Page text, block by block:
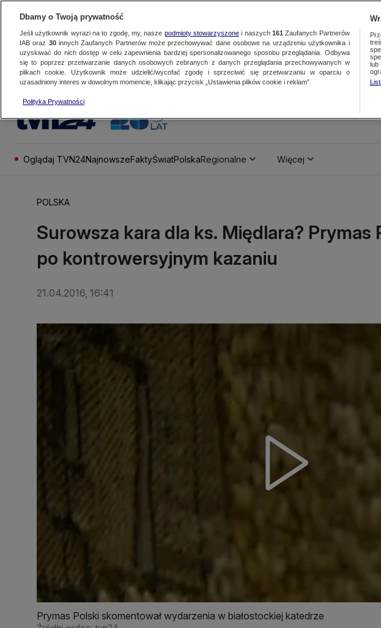
Oglądaj TVN24NajnowszeFaktyŚwiatPolskaRegionalne Więcej
POLSKA
Surowsza kara dla ks. Międlara? Prymas
po kontrowersyjnym kazaniu
21.04.2016, 16:41
Prymas Polski skomentował wydarzenia w białostockiej katedrze
Dbamy o Twoją prywatność
Jeśli użytkownik wyrazi na to zgodę, my, nasze podmioty stowarzyszonei naszych 161 Zaufanych Partnerów
IAB oraz 30innych Zaufanych Partnerów może przechowywać dane osobowe na urządzeniu użytkownika i
uzyskiwać do nich dostęp w celu zapewnienia bardziej spersonalizowanego sposobu przeglądania. Odbywa
się to poprzez przetwarzanie danych osobowych zebranych z danych przeglądania przechowywanych w
plikach cookie. Użytkownik może udzielić/wycofać zgodę i sprzeciwić się przetwarzaniu w oparciu o
uzasadniony interes w dowolnym momencie, klikając przycisk „Ustawienia plików cookie i reklam”.
Polityka Prywatności